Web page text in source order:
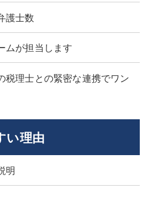
護士数
ムが担当します
税理士との緊密な連携でワン
い理由
明